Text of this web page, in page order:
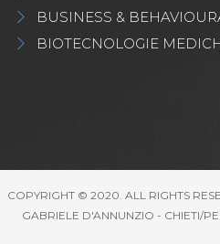
BUSINESS &
BIOTECNOLOGIE
COPYRIGHT © 2020. ALL RIGHTS
GABRIELE D'ANNUNZIO - CHIETI/